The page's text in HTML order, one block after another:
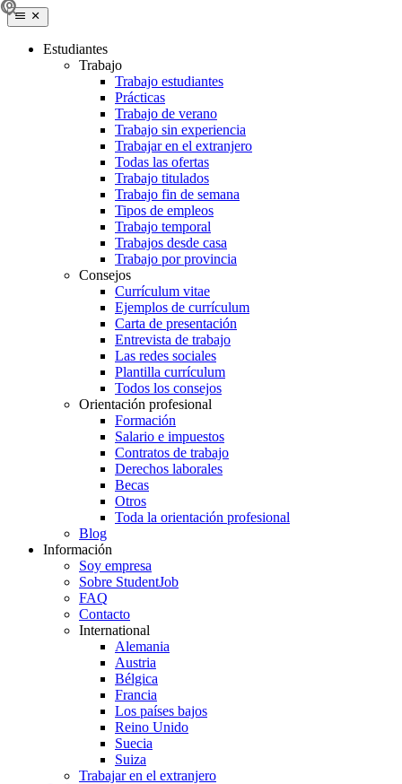
Estudiantes
Trabajo
Trabajo estudiantes
Prácticas
Trabajo de verano
Trabajo sin experiencia
Trabajar en el extranjero
Todas las ofertas
Trabajo titulados
Trabajo fin de semana
Tipos de empleos
Trabajo temporal
Trabajos desde casa
Trabajo por provincia
Consejos
Currículum vitae
Ejemplos de currículum
Carta de presentación
Entrevista de trabajo
Las redes sociales
Plantilla currículum
Todos los consejos
Orientación profesional
Formación
Salario e impuestos
Contratos de trabajo
Derechos laborales
Becas
Otros
Toda la orientación profesional
Blog
Información
Soy empresa
Sobre StudentJob
FAQ
Contacto
International
Alemania
Austria
Bélgica
Francia
Los países bajos
Reino Unido
Suecia
Suiza
Trabajar en el extranjero